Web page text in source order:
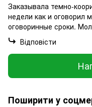
Заказывала темно-
недели как и оговорил
оговоринные сроки.
Відповісти
Поширити у